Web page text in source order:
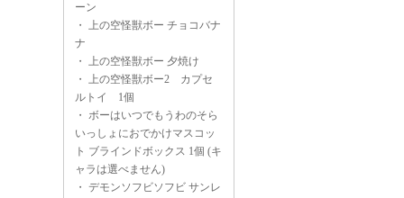
ーン
・ 上の空怪獣ボー チョコバナ
ナ
・ 上の空怪獣ボー 夕焼け
・ 上の空怪獣ボー2 カプセ
ルトイ 1個
・ ボーはいつでもうわのそら
いっしょにおでかけマスコッ
ト ブラインドボックス 1個 (キ
ャラは選べません)
・ デモンソフビソフビ サンレ